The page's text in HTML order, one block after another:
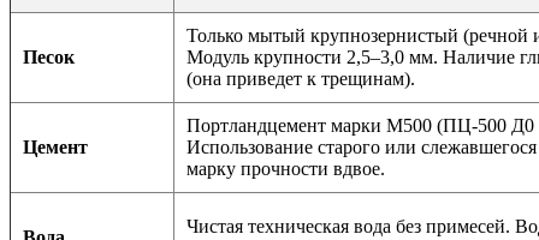
Песок
Только мытый крупнозернистый (речной
Модуль крупности 2,5–3,0 мм. Наличие
(она приведет к трещинам).
Цемент
Портландцемент марки М500 (ПЦ-500 Д0
Использование старого или
марку прочности вдвое.
Чистая техническая вода без примесей.